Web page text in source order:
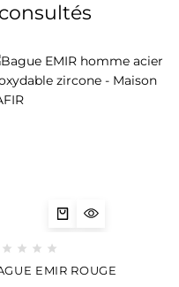
EMIR ROUGE